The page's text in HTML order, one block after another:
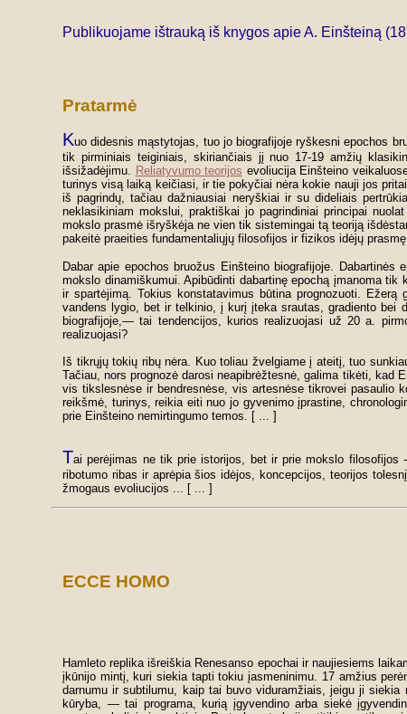
Publikuojame ištrauką iš knygos apie A. Einšteiną
Pratarmė
Kuo didesnis mąstytojas, tuo jo biografijoje ryškesni epochos
tik pirminiais teiginiais, skiriančiais jį nuo 17-19 amžių
išsižadėjimu. Reliatyvumo teorijos evoliucija Einšteino
turinys visą laiką keičiasi, ir tie pokyčiai nėra kokie nauji jos
iš pagrindų, tačiau dažniausiai neryškiai ir su dideliais
neklasikiniam mokslui, praktiškai jo pagrindiniai principai
mokslo prasmė išryškėja ne vien tik sistemingai tą teoriją
pakeitė praeities fundamentaliųjų filosofijos ir fizikos idėjų
Dabar apie epochos bruožus Einšteino biografijoje.
mokslo dinamiškumui. Apibūdinti dabartinę epochą įmanoma
ir spartėjimą. Tokius konstatavimus būtina prognozuoti.
vandens lygio, bet ir telkinio, į kurį įteka srautas, gradiento bei
biografijoje,— tai tendencijos, kurios realizuojasi už 20 a.
realizuojasi?
Iš tikrųjų tokių ribų nėra. Kuo toliau žvelgiame į ateitį, tuo
Tačiau, nors prognozė darosi neapibrėžtesnė, galima tikėti,
vis tikslesnėse ir bendresnėse, vis artesnėse tikrovei pasaulio
reikšmė, turinys, reikia eiti nuo jo gyvenimo įprastine,
prie Einšteino nemirtingumo temos. [ ... ]
Tai perėjimas ne tik prie istorijos, bet ir prie mokslo filosofijos
ribotumo ribas ir aprėpia šios idėjos, koncepcijos, teorijos
žmogaus evoliucijos ... [ ... ]
ECCE HOMO
Hamleto replika išreiškia Renesanso epochai ir naujiesiems
įkūnijo mintį, kuri siekia tapti tokiu įasmeninimu. 17 amžius
darnumu ir subtilumu, kaip tai buvo viduramžiais, jeigu ji
kūryba, — tai programa, kurią įgyvendino arba siekė